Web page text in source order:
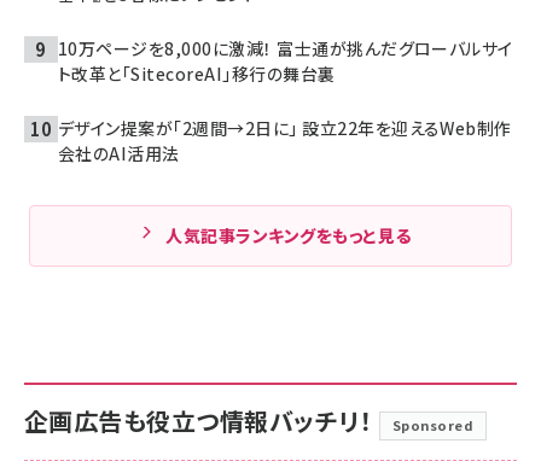
10万ページを8,000に激減！ 富士通が挑んだグローバルサイ
ト改革と「SitecoreAI」移行の舞台裏
デザイン提案が「2週間→2日に」 設立22年を迎えるWeb制作
会社のAI活用法
人気記事ランキングをもっと見る
企画広告も役立つ情報バッチリ！ Sponsored